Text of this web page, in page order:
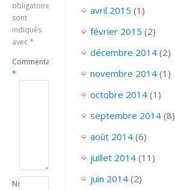
obligatoires
sont
indiqués
avec*
Commentaire
*
Nom
avril 2015 (1)
février 2015 (2)
décembre 2014(2)
novembre 2014(1)
octobre 2014(1)
septembre 2014(8)
août 2014(6)
juillet 2014(11)
juin 2014(2)